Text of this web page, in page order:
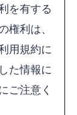
を有する
権利は、
用規約に
た情報に
ご注意く